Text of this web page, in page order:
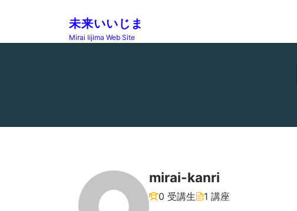
未来いいじま
Mirai Iijima Web Site
mirai-kanri
0 受講生 1 講座